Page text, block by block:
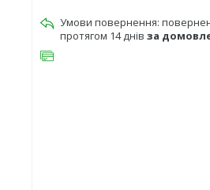
протягом 14 днів за